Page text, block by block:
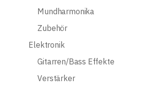
Mundharmonika
Zubehör
Elektronik
Gitarren/Bass Effekte
Verstärker